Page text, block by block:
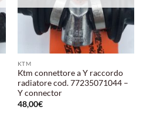
KTM
Ktm connettore a Y raccordo
radiatore cod. 77235071044 –
Y connector
48,00€